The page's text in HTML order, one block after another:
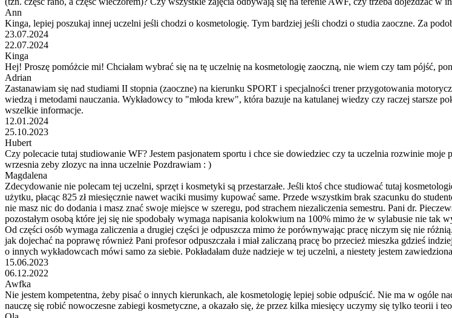
Ann
Kinga, lepiej poszukaj innej uczelni jeśli chodzi o kosmetologię. Tym bardziej jeśli chodzi o studia zaoczne. Za
23.07.2024
22.07.2024
Kinga
Hej! Proszę pomóżcie mi! Chciałam wybrać się na tę uczelnię na kosmetologię zaoczną, nie wiem czy tam pójść,
Adrian
Zastanawiam się nad studiami II stopnia (zaoczne) na kierunku SPORT i specjalności trener przygotowania
wiedzą i metodami nauczania. Wykładowcy to "młoda krew", która bazuje na katulanej wiedzy czy raczej starsze
wszelkie informacje.
12.01.2024
25.10.2023
Hubert
Czy polecacie tutaj studiowanie WF? Jestem pasjonatem sportu i chce sie dowiedziec czy ta uczelnia rozwinie
wrzesnia zeby zlozyc na inna uczelnie Pozdrawiam : )
Magdalena
Zdecydowanie nie polecam tej uczelni, sprzęt i kosmetyki są przestarzałe. Jeśli ktoś chce studiować tutaj
użytku, płacąc 825 zł miesięcznie nawet waciki musimy kupować same. Przede wszystkim brak szacunku do
nie masz nic do dodania i masz znać swoje miejsce w szeregu, pod strachem niezaliczenia semestru. Pani dr.
pozostałym osobą które jej się nie spodobały wymaga napisania kolokwium na 100% mimo że w sylabusie nie
Od części osób wymaga zaliczenia a drugiej części je odpuszcza mimo że porównywając pracę niczym się nie
jak dojechać na poprawę również Pani profesor odpuszczała i miał zaliczaną pracę bo przecież mieszka gdzieś
o innych wykładowcach mówi samo za siebie. Pokładałam duże nadzieje w tej uczelni, a niestety jestem
15.06.2023
06.12.2022
Awfka
Nie jestem kompetentna, żeby pisać o innych kierunkach, ale kosmetologię lepiej sobie odpuścić. Nie ma w ogóle
nauczę się robić nowoczesne zabiegi kosmetyczne, a okazało się, że przez kilka miesięcy uczymy się tylko teorii i